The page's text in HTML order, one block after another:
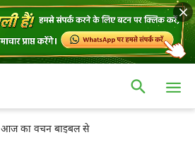
आज का वचन बाइबल से